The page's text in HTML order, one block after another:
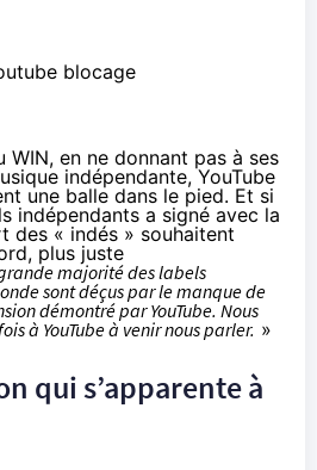
WIN, en ne donnant pas à ses
indépendante, YouTube
une balle dans le pied. Et si
indépendants a signé avec la
des « indés » souhaitent
plus juste
majorité des labels
sont déçus par le manque de
démontré par YouTube. Nous
à YouTube à venir nous parler. »
qui s’apparente à